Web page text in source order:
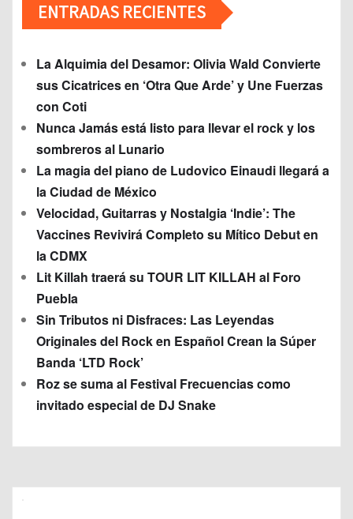
ENTRADAS RECIENTES
La Alquimia del Desamor: Olivia Wald Convierte
sus Cicatrices en ‘Otra Que Arde’ y Une Fuerzas
con Coti
Nunca Jamás está listo para llevar el rock y los
sombreros al Lunario
La magia del piano de Ludovico Einaudi llegará a
la Ciudad de México
Velocidad, Guitarras y Nostalgia ‘Indie’: The
Vaccines Revivirá Completo su Mítico Debut en
la CDMX
Lit Killah traerá su TOUR LIT KILLAH al Foro
Puebla
Sin Tributos ni Disfraces: Las Leyendas
Originales del Rock en Español Crean la Súper
Banda ‘LTD Rock’
Roz se suma al Festival Frecuencias como
invitado especial de DJ Snake